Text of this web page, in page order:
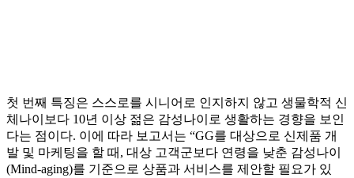
첫 번째 특징은 스스로를 시니어로 인지하지 않고 생물학적 신
체나이보다 10년 이상 젊은 감성나이로 생활하는 경향을 보인
다는 점이다. 이에 따라 보고서는 “GG를 대상으로 신제품 개
발 및 마케팅을 할 때, 대상 고객군보다 연령을 낮춘 감성나이
(Mind-aging)를 기준으로 상품과 서비스를 제안할 필요가 있